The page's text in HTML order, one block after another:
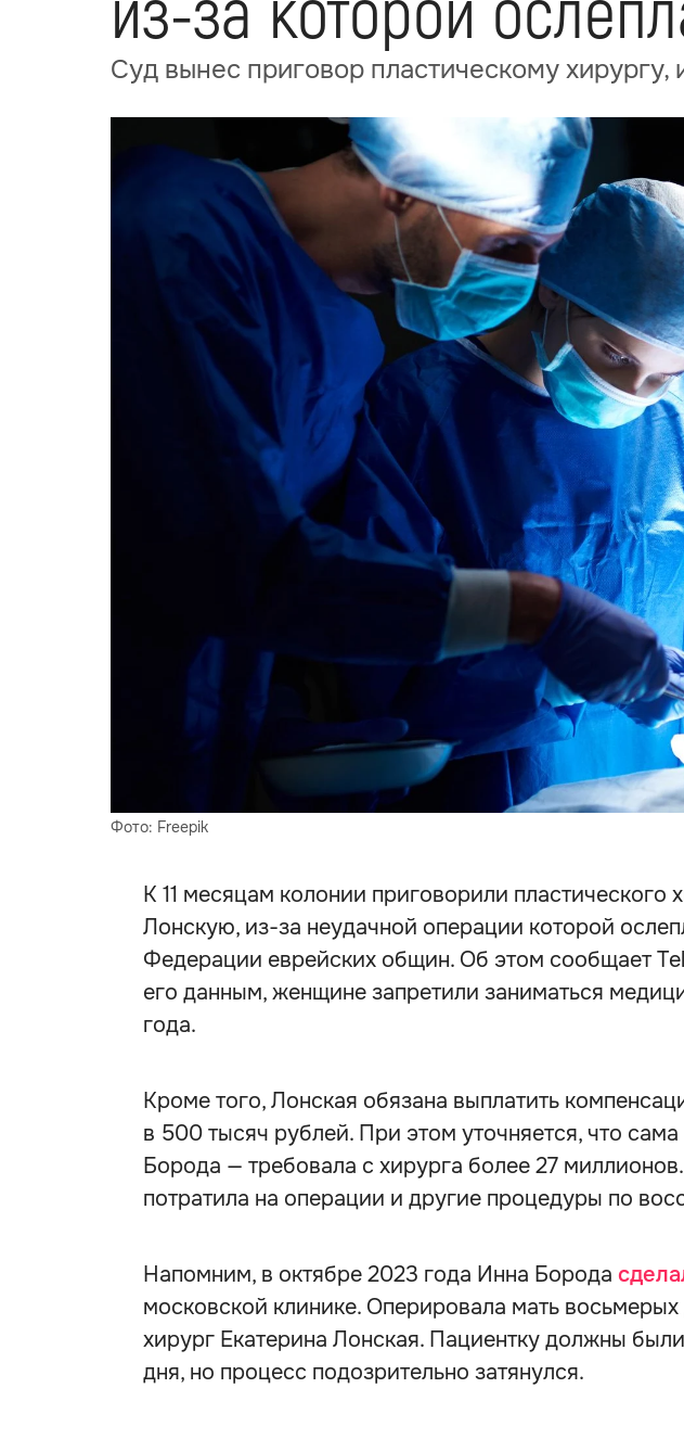
Суд вынес приговор пластическому хирургу,
Фото: Freepik
К 11 месяцам колонии приговорили пластического
Лонскую, из-за неудачной операции которой
Федерации еврейских общин. Об этом сообщает
его данным, женщине запретили заниматься
года.
Кроме того, Лонская обязана выплатить
в 500 тысяч рублей. При этом уточняется, что
Борода — требовала с хирурга более 27
потратила на операции и другие процедуры по
Напомним, в октябре 2023 года Инна Борода
московской клинике. Оперировала мать восьмерых
хирург Екатерина Лонская. Пациентку должны
дня, но процесс подозрительно затянулся.